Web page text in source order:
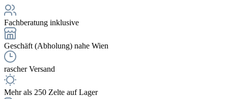
Fachberatung inklusive
Geschäft (Abholung) nahe Wien
rascher Versand
Mehr als 250 Zelte auf Lager